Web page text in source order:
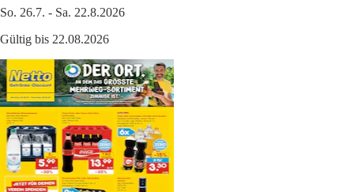
So. 26.7. - Sa. 22.8.2026
Gültig bis 22.08.2026